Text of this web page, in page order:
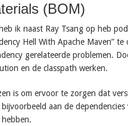
(BOM)
ik naast Ray Tsang op heb
Hell With Apache Maven”
gerelateerde problemen.
en de classpath werken.
is om ervoor te zorgen dat
aan de